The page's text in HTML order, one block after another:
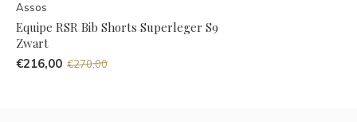
Assos
Equipe RSR Bib Shorts Superleger S9
Zwart
€216,00 €270,00